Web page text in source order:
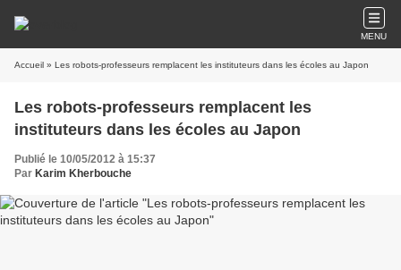
MENU
Accueil » Les robots-professeurs remplacent les instituteurs dans les écoles au Japon
Les robots-professeurs remplacent les
instituteurs dans les écoles au Japon
Publié le 10/05/2012 à 15:37
Par Karim Kherbouche